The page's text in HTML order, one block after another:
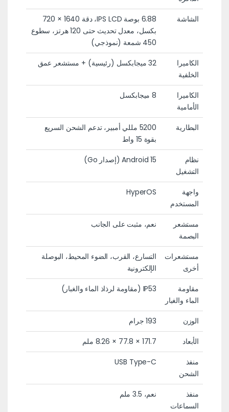
الشاشة
6.88 بوصة IPS LCD، دقة 1640 × 720
بكسل، معدل تحديث حتى 120 هرتز، سطوع
450 شمعة (نموذجي)
الكاميرا
الخلفية
32 ميجابكسل (رئيسية) + مستشعر عمق
الكاميرا
الأمامية
8 ميجابكسل
البطارية
5200 مللي أمبير، تدعم الشحن السريع
بقوة 15 واط
نظام
التشغيل
Android 15 (إصدار Go)
واجهة
المستخدم
HyperOS
مستشعر
البصمة
نعم، مثبت على الجانب
مستشعرات
أخرى
التسارع، القرب، الضوء المحيط، البوصلة
الإلكترونية
مقاومة
الماء والغبار
IP53 (مقاومة لرذاذ الماء والغبار)
الوزن
193 جرام
الأبعاد
171.7 × 77.8 × 8.26 ملم
منفذ
الشحن
USB Type-C
منفذ
السماعات
نعم، 3.5 ملم